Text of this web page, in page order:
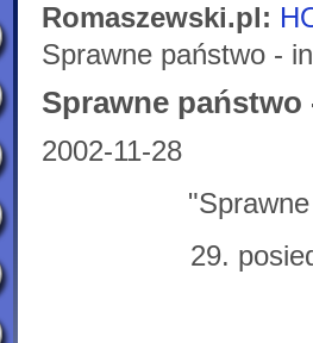
Romaszewski.pl:
Sprawne państwo -
Sprawne
2002-11-28
29.